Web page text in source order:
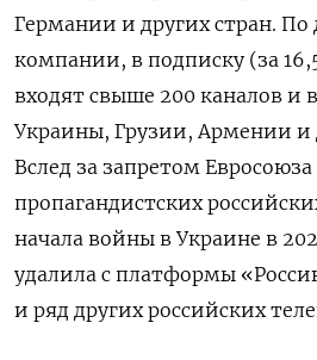
Германии и других стран.
компании, в подписку (за
входят свыше 200 каналов и
Украины, Грузии, Армении и
Вслед за запретом Евросоюза
пропагандистских
начала войны в Украине в
удалила с платформы
и ряд других российских